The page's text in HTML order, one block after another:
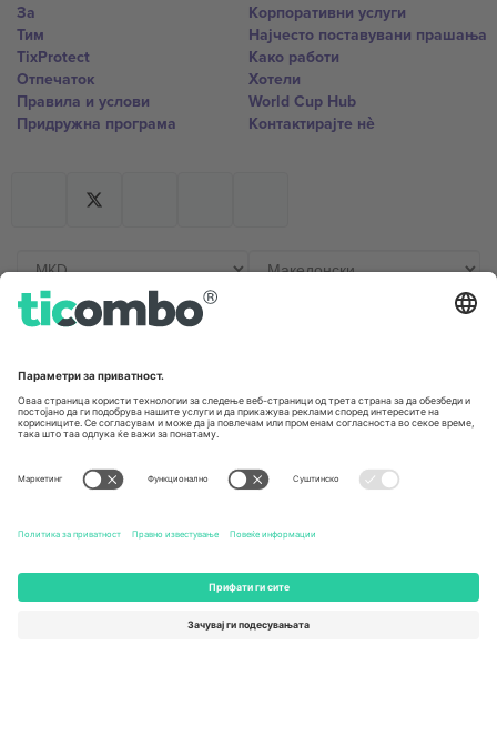
За
Тим
TixProtect
Отпечаток
Правила и услови
Придружна програма
Корпоративни услуги
Најчесто поставувани прашања
Како работи
Хотели
World Cup Hub
Контактирајте нѐ
Germany
Unter den Linden 24, 10117
United Kingdom
167 City Road, London, Greater
Kingdom
Newark, Delaware 19713, United
States
Engelberg, Switzerland